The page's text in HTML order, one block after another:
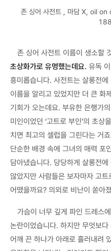
존 싱어 사전트 , 마담 X, oil
존 싱어 사전트 이름이 생소할
초상화가로 유명했는데요. 유독
흥미롭습니다. 사전트는 살롱전
이름을 알리고 있었지만 더 큰 화
기회가 오는데요. 부유한 은행가
미인이었던 ‘고트로 부인’의 초
치면 최고의 셀럽을 그린다는 거
단순한 배경 속에 그녀의 매력 포
담아냈습니다. 당당하게 살롱전
않았지만 사람들은 보자마자 고
어땠을까요? 의외로 비난이 쏟아
가슴이 너무 깊게 파인 드레스
논란이었습니다. 하지만 무엇보
어깨 끈 하나가 아래로 흘러내려